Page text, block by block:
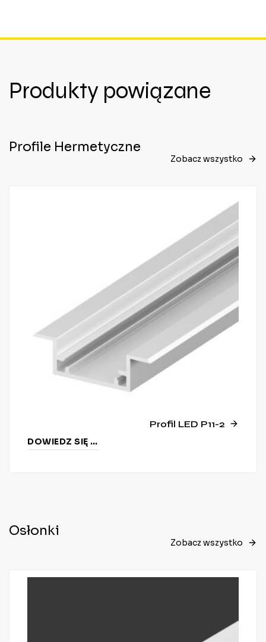
Produkty powiązane
Profile Hermetyczne
Zobacz wszystko
Profil LED P11-2
DOWIEDZ SIĘ WIĘCEJ
Osłonki
Zobacz wszystko